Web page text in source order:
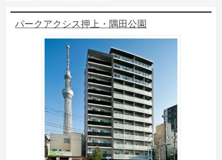
パークアクシス押上・隅田公園